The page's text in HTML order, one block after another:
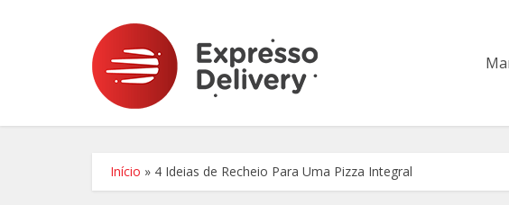
Início » 4 Ideias de Recheio Para Uma Pizza Integral